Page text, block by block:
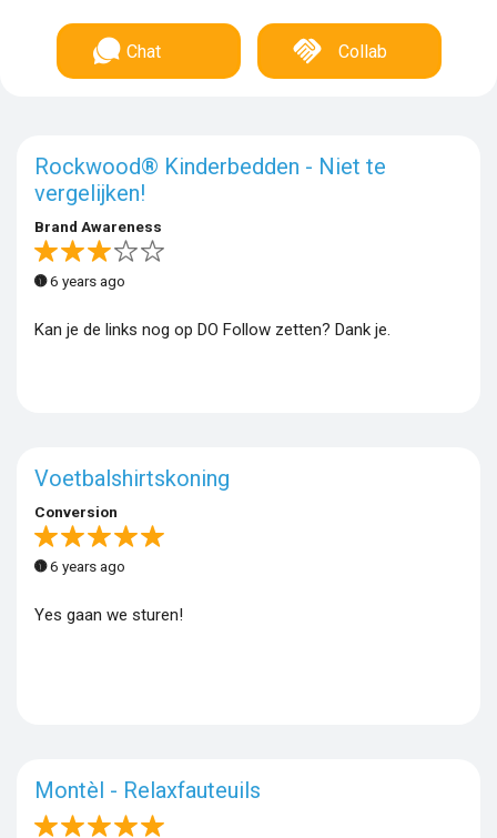
Chat Collab
Rockwood® Kinderbedden - Niet te
vergelijken!
Brand Awareness
6 years ago
Kan je de links nog op DO Follow zetten? Dank je.
Voetbalshirtskoning
Conversion
6 years ago
Yes gaan we sturen!
Montèl - Relaxfauteuils